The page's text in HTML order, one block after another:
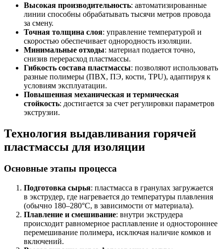
Высокая производительность: автоматизированные
линии способны обрабатывать тысячи метров провода
за смену.
Точная толщина слоя: управление температурой и
скоростью обеспечивает однородность изоляции.
Минимальные отходы: материал подается точно,
снизив перерасход пластмассы.
Гибкость состава пластмассы: позволяют использовать
разные полимеры (ПВХ, ПЭ, кости, TPU), адаптируя к
условиям эксплуатации.
Повышенная механическая и термическая
стойкость: достигается за счет регулировки параметров
экструзии.
Технология выдавливания горячей
пластмассы для изоляции
Основные этапы процесса
Подготовка сырья: пластмасса в гранулах загружается
в экструдер, где нагревается до температуры плавления
(обычно 180–280°C, в зависимости от материала).
Плавление и смешивание: внутри экструдера
происходит равномерное расплавление и одностороннее
перемешивание полимера, исключая наличие комков и
включений.